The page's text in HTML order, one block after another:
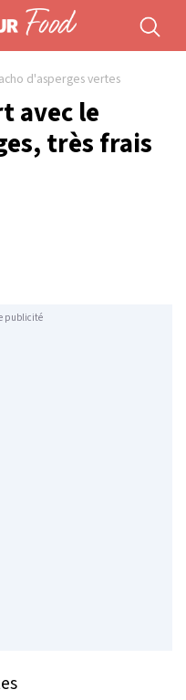
d'asperges vertes
avec le
très frais
publicité